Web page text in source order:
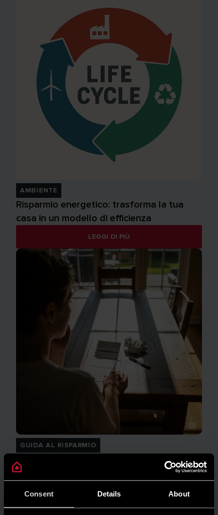
Consent Details About
AMBIENTE
Risparmio energetico: trasforma la tua
casa in un modello di efficienza
LEGGI DI PIÙ
GUIDA AL RISPARMIO
Quanto consuma un condizionatore?